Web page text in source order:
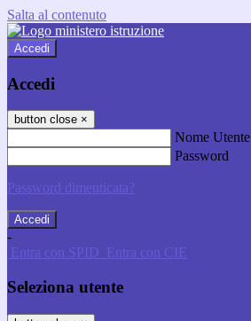
Salta al contenuto
Accedi
Accedi
button close ×
Nome Utente
Password
Password dimenticata?
-
Entra con SPID Entra con CIE
Seleziona utente